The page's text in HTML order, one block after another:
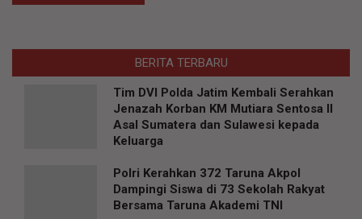
BERITA TERBARU
Tim DVI Polda Jatim Kembali Serahkan
Jenazah Korban KM Mutiara Sentosa II
Asal Sumatera dan Sulawesi kepada
Keluarga
Polri Kerahkan 372 Taruna Akpol
Dampingi Siswa di 73 Sekolah Rakyat
Bersama Taruna Akademi TNI